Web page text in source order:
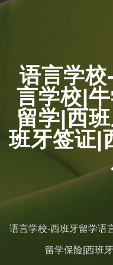
语言学
言学校|
留学|西
班牙签证|
语言学校-西班牙留学语
留学保险|西班